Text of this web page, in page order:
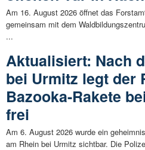
Am 16. August 2026 öffnet das
gemeinsam mit dem
...
Aktualisiert: Nach
bei Urmitz legt der
Bazooka-Rakete
frei
Am 6. August 2026 wurde ein
am Rhein bei Urmitz sichtbar. Die